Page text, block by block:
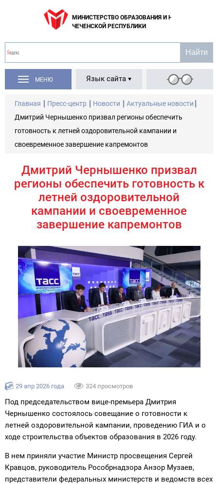
МИНИСТЕРСТВО ОБРАЗОВАНИЯ И НАУКИ
ЧЕЧЕНСКОЙ РЕСПУБЛИКИ
МЕНЮ Язык сайта
Главная Пресс-центр Новости
Актуальные новости
Дмитрий Чернышенко призвал регионы обеспечить
готовность к летней оздоровительной кампании и
своевременное завершение капремонтов
Дмитрий Чернышенко призвал
регионы обеспечить готовность к
летней оздоровительной
кампании и своевременное
завершение капремонтов
29 апр 2026 года 324 просмотров
Под председательством вице-премьера Дмитрия
Чернышенко состоялось совещание о готовности к
летней оздоровительной кампании, проведению ГИА и о
ходе строительства объектов образования в 2026 году.
В нем приняли участие Министр просвещения Сергей
Кравцов, руководитель Рособрнадзора Анзор Музаев,
представители федеральных министерств и ведомств всех